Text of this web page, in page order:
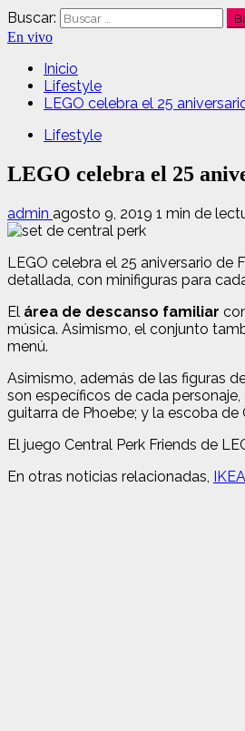
Buscar:
En vivo
Inicio
Lifestyle
LEGO celebra el 25
Lifestyle
LEGO celebra el 25
admin agosto 9, 2019 1 min de
LEGO celebra el 25 aniversario de
detallada, con minifiguras para
El área de descanso familiar
música. Asimismo, el conjunto
menú.
Asimismo, además de las figuras
son específicos de cada
guitarra de Phoebe; y la escoba de
El juego Central Perk Friends de
En otras noticias relacionadas,